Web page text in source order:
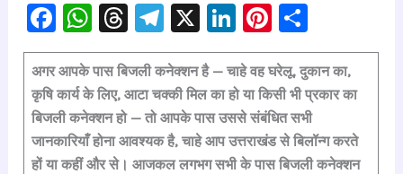
F
a
c
e
b
o
W
h
at
s
A
p
T
hr
e
a
d
s
Te
le
gr
a
m
X
Li
n
k
e
dI
n
Pi
nt
er
e
st
h
ar
e
अगर आपके पास बिजली कनेक्शन है — चाहे वहघरेलू,दुकान का,
कृषि कार्य के लिए,आटा चक्की मिलका हो याकिसी भी प्रकार का
बिजली कनेक्शनहो — तोआपके पास उससे संबंधित सभी
जानकारियाँ होना आवश्यक है, चाहे आप उत्तराखंड से बिलॉन्ग करते
हों या कहीं और से। आजकल लगभग सभी के पास बिजली कनेक्शन